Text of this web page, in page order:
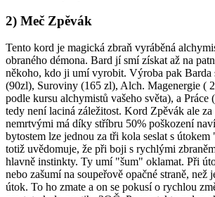
2) Meč Zpěvák
Tento kord je magická zbraň vyráběná
obraného démona. Bard jí smí získat až na
někoho, kdo ji umí vyrobit. Výroba pak Barda
(90zl), Suroviny (165 zl), Alch. Magenergie (
podle kursu alchymistů vašeho světa), a Práce
tedy není laciná záležitost. Kord Zpěvák ale
nemrtvými má díky stříbru 50% poškození
bytostem lze jednou za tři kola seslat s
totiž uvědomuje, že při boji s rychlými
hlavně instinkty. Ty umí "šum" oklamat. Při
nebo zašumí na soupeřově opačné straně, než
útok. To ho zmate a on se pokusí o rychlou